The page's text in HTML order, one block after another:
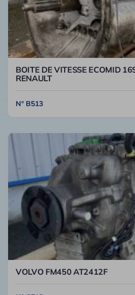
BOITE DE VITESSE ECOMID
RENAULT
N° B513
VOLVO FM450 AT2412F